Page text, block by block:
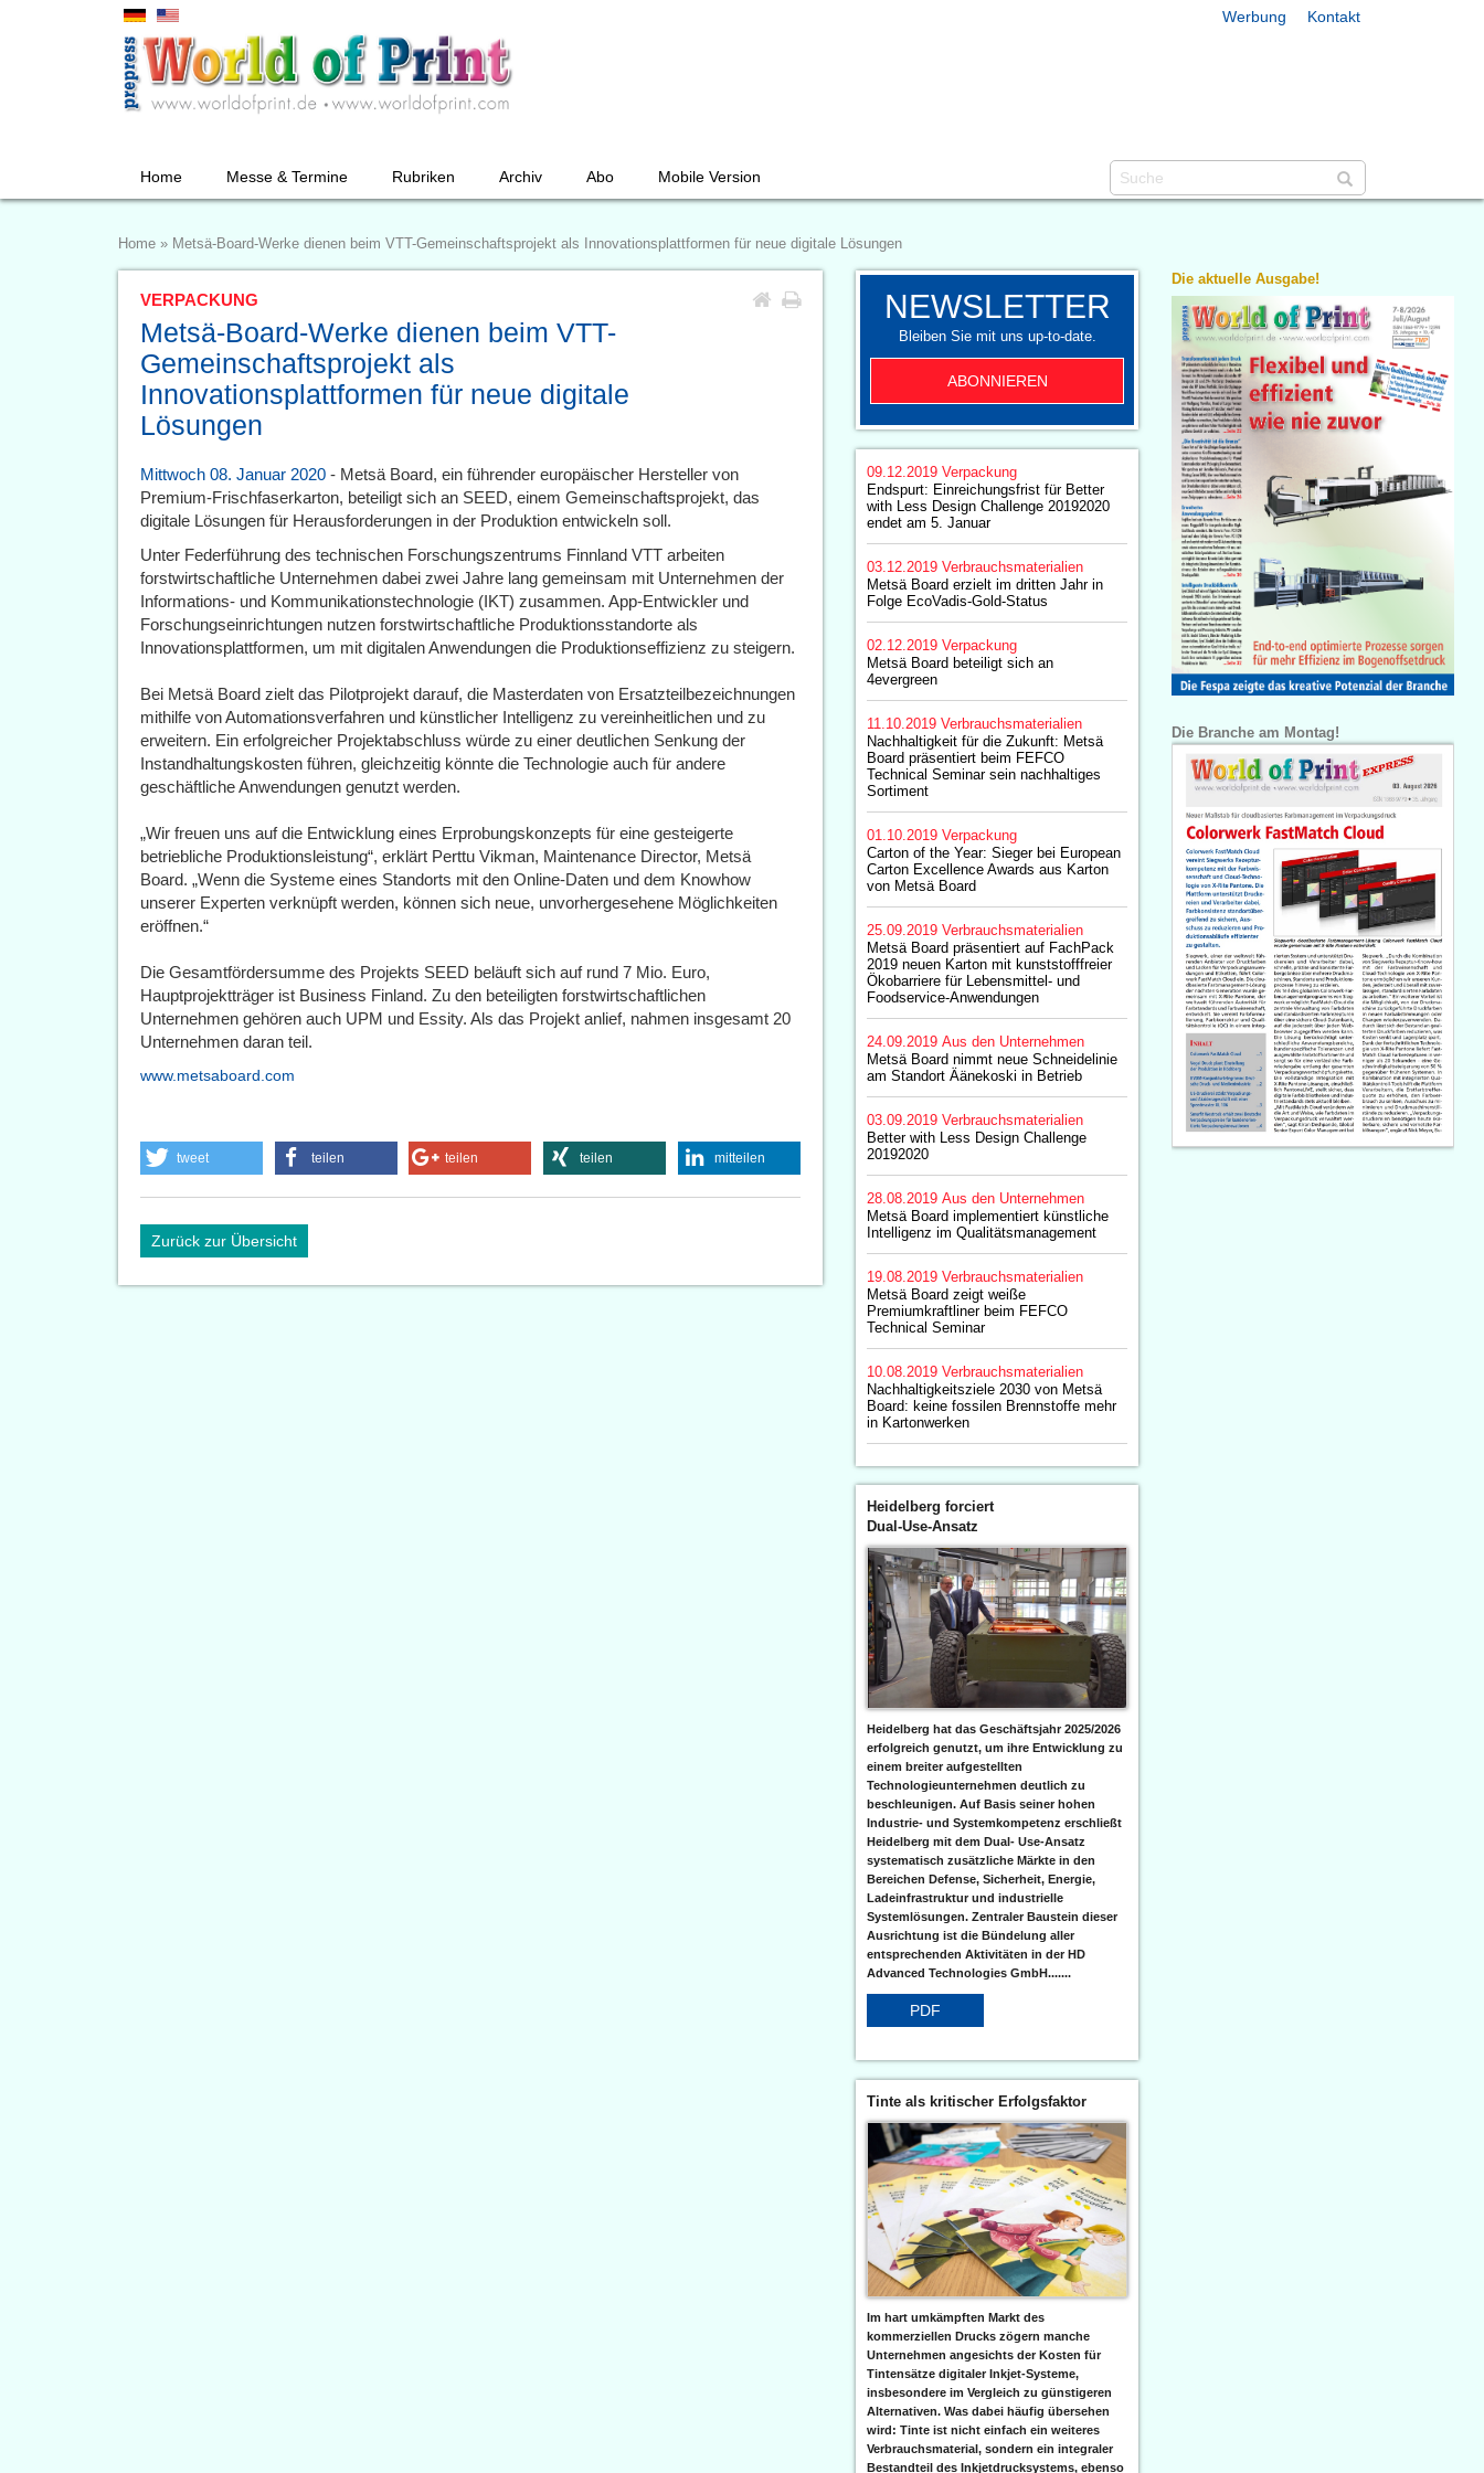
Werbung Kontakt
Home Messe & Termine Rubriken Archiv Abo Mobile Version
Home » Metsä-Board-Werke dienen beim VTT-Gemeinschaftsprojekt als Innovationsplattformen für neue digitale Lösungen
VERPACKUNG
Metsä-Board-Werke dienen beim VTT-
Gemeinschaftsprojekt als
Innovationsplattformen für neue digitale
Lösungen
Mittwoch 08. Januar 2020 - Metsä Board, ein führender europäischer Hersteller von
Premium-Frischfaserkarton, beteiligt sich an SEED, einem Gemeinschaftsprojekt, das
digitale Lösungen für Herausforderungen in der Produktion entwickeln soll.
Unter Federführung des technischen Forschungszentrums Finnland VTT arbeiten
forstwirtschaftliche Unternehmen dabei zwei Jahre lang gemeinsam mit Unternehmen der
Informations- und Kommunikationstechnologie (IKT) zusammen. App-Entwickler und
Forschungseinrichtungen nutzen forstwirtschaftliche Produktionsstandorte als
Innovationsplattformen, um mit digitalen Anwendungen die Produktionseffizienz zu steigern.
Bei Metsä Board zielt das Pilotprojekt darauf, die Masterdaten von Ersatzteilbezeichnungen
mithilfe von Automationsverfahren und künstlicher Intelligenz zu vereinheitlichen und zu
erweitern. Ein erfolgreicher Projektabschluss würde zu einer deutlichen Senkung der
Instandhaltungskosten führen, gleichzeitig könnte die Technologie auch für andere
geschäftliche Anwendungen genutzt werden.
„Wir freuen uns auf die Entwicklung eines Erprobungskonzepts für eine gesteigerte
betriebliche Produktionsleistung“, erklärt Perttu Vikman, Maintenance Director, Metsä
Board. „Wenn die Systeme eines Standorts mit den Online-Daten und dem Knowhow
unserer Experten verknüpft werden, können sich neue, unvorhergesehene Möglichkeiten
eröffnen.“
Die Gesamtfördersumme des Projekts SEED beläuft sich auf rund 7 Mio. Euro,
Hauptprojektträger ist Business Finland. Zu den beteiligten forstwirtschaftlichen
Unternehmen gehören auch UPM und Essity. Als das Projekt anlief, nahmen insgesamt 20
Unternehmen daran teil.
www.metsaboard.com
tweet teilen teilen teilen mitteilen
Zurück zur Übersicht
NEWSLETTER
Bleiben Sie mit uns up-to-date.
ABONNIEREN
09.12.2019 Verpackung
Endspurt: Einreichungsfrist für Better
with Less Design Challenge 20192020
endet am 5. Januar
03.12.2019 Verbrauchsmaterialien
Metsä Board erzielt im dritten Jahr in
Folge EcoVadis-Gold-Status
02.12.2019 Verpackung
Metsä Board beteiligt sich an
4evergreen
11.10.2019 Verbrauchsmaterialien
Nachhaltigkeit für die Zukunft: Metsä
Board präsentiert beim FEFCO
Technical Seminar sein nachhaltiges
Sortiment
01.10.2019 Verpackung
Carton of the Year: Sieger bei European
Carton Excellence Awards aus Karton
von Metsä Board
25.09.2019 Verbrauchsmaterialien
Metsä Board präsentiert auf FachPack
2019 neuen Karton mit kunststofffreier
Ökobarriere für Lebensmittel- und
Foodservice-Anwendungen
24.09.2019 Aus den Unternehmen
Metsä Board nimmt neue Schneidelinie
am Standort Äänekoski in Betrieb
03.09.2019 Verbrauchsmaterialien
Better with Less Design Challenge
20192020
28.08.2019 Aus den Unternehmen
Metsä Board implementiert künstliche
Intelligenz im Qualitätsmanagement
19.08.2019 Verbrauchsmaterialien
Metsä Board zeigt weiße
Premiumkraftliner beim FEFCO
Technical Seminar
10.08.2019 Verbrauchsmaterialien
Nachhaltigkeitsziele 2030 von Metsä
Board: keine fossilen Brennstoffe mehr
in Kartonwerken
Heidelberg forciert
Dual-Use-Ansatz
Heidelberg hat das Geschäftsjahr 2025/2026
erfolgreich genutzt, um ihre Entwicklung zu
einem breiter aufgestellten
Technologieunternehmen deutlich zu
beschleunigen. Auf Basis seiner hohen
Industrie- und Systemkompetenz erschließt
Heidelberg mit dem Dual- Use-Ansatz
systematisch zusätzliche Märkte in den
Bereichen Defense, Sicherheit, Energie,
Ladeinfrastruktur und industrielle
Systemlösungen. Zentraler Baustein dieser
Ausrichtung ist die Bündelung aller
entsprechenden Aktivitäten in der HD
Advanced Technologies GmbH.......
PDF
Tinte als kritischer Erfolgsfaktor
Im hart umkämpften Markt des
kommerziellen Drucks zögern manche
Unternehmen angesichts der Kosten für
Tintensätze digitaler Inkjet-Systeme,
insbesondere im Vergleich zu günstigeren
Alternativen. Was dabei häufig übersehen
wird: Tinte ist nicht einfach ein weiteres
Verbrauchsmaterial, sondern ein integraler
Bestandteil des Inkjetdrucksystems, ebenso
Die aktuelle Ausgabe!
Die Branche am Montag!